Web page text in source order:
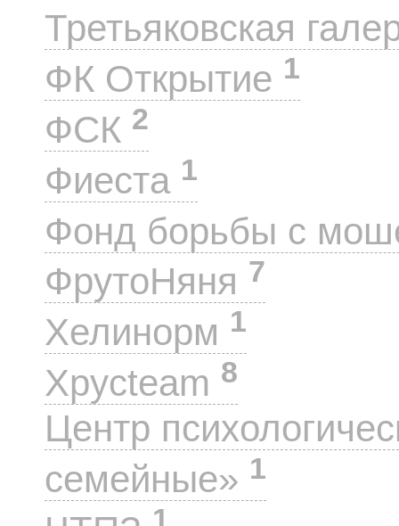
Третьяковская
ФК Открытие 1
ФСК 2
Фиеста 1
Фонд борьбы с
ФрутоНяня 7
Хелинорм 1
Хрусteam 8
Центр
семейные» 1
1